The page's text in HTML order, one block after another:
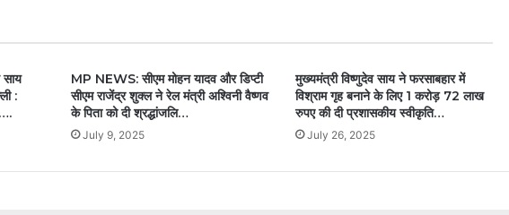
साय
:
MP NEWS: सीएम मोहन यादव और डिप्टी
सीएम राजेंद्र शुक्ल ने रेल मंत्री अश्विनी वैष्णव
के पिता को दी श्रद्धांजलि…
July 9, 2025
मुख्यमंत्री विष्णुदेव साय ने फरसाबहार में
विश्राम गृह बनाने के लिए 1 करोड़ 72 लाख
रुपए की दी प्रशासकीय स्वीकृति…
July 26, 2025